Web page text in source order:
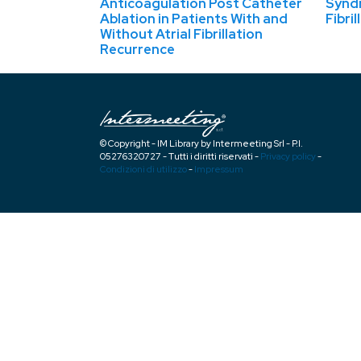
Ablation in Patients With and
Without Atrial Fibrillation
Recurrence
© Copyright - IM Library by Intermeeting Srl - P.I.
05276320727 - Tutti i diritti riservati - Privacy policy-
Condizioni di utilizzo- Impressum